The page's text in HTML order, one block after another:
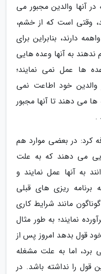
آنها والدین مجبور می
وقتی است که از خشم،
دارند، بنابراین برای
ندهند به آنها وعده هایی
ها عمل نمی نمایند؛
والدین خود اطاعت نمی
ها می دهند تا آنها مجبور
.
کرد: در بعضی موارد هم
می دهند که به علت
به آنها عمل نمایند و
ریزی های قبلی
مانند شرایط کاری
نمایند؛ به طور مثال
قول بدهد امروز پس از
برد، اما به علت مشغله
قول را نداشته باشد. در